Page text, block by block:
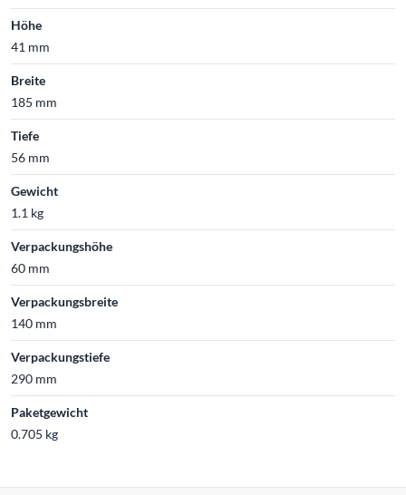
Höhe
41 mm
Breite
185 mm
Tiefe
56 mm
Gewicht
1.1 kg
Verpackungshöhe
60 mm
Verpackungsbreite
140 mm
Verpackungstiefe
290 mm
Paketgewicht
0.705 kg